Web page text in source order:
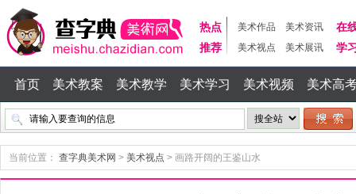
热点
推荐
美术作品
美术资讯
美术视点
美术展讯
在
学
首页 美术教案 美术教学 美术学习 美术视频 美术高
当前位置： 查字典美术网 > 美术视点 > 画路开阔的王鉴山水